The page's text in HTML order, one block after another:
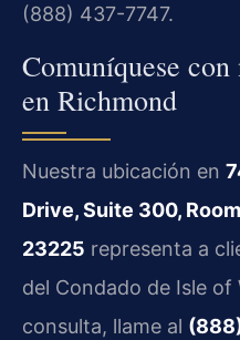
(888) 437-7747.
Comuníquese
en Richmond
Nuestra ubicación en
Drive, Suite 300,
23225 representa a
del Condado de Isle
consulta, llame al